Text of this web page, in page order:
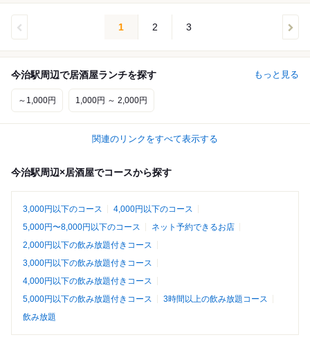
1 2 3
今治駅周辺で居酒屋ランチを探す もっと見る
～1,000円 1,000円 ～ 2,000円
関連のリンクをすべて表示する
今治駅周辺×居酒屋でコースから探す
3,000円以下のコース
4,000円以下のコース
5,000円〜8,000円以下のコース
ネット予約できるお店
2,000円以下の飲み放題付きコース
3,000円以下の飲み放題付きコース
4,000円以下の飲み放題付きコース
5,000円以下の飲み放題付きコース
3時間以上の飲み放題コース
飲み放題